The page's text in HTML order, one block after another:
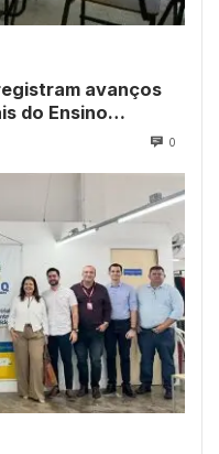
avanços
do Ensino
0